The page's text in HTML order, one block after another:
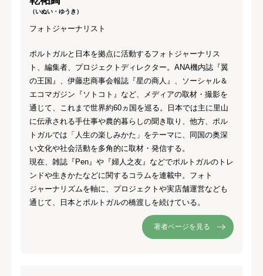
（いぬい・ゆうき）
フォトジャーナリスト
ポルトガルと日本を拠点に活動するフォトジャーナリス
ト、編集者、プロジェクトディレクター。ANA機内誌『翼
の王国』、伊藤忠商事会報誌『星の商人』、ソーシャル＆
エコマガジン『ソトコト』など、メディアの取材・撮影を
通じて、これまで世界約60ヵ国を巡る。日本では主に里山
に伝承される手仕事や農的暮らしの聞き取り、他方、ポル
トガルでは「人生の楽しみかた」をテーマに、同国の奥深
い文化や社会活動を多角的に取材・発信する。
現在、雑誌『Pen』や『婦人之友』などでポルトガルのトレ
ンドや生きかたなどに関するコラムを連載中。フォト
ジャーナリズムを軸に、プロジェクトや実店舗運営なども
通じて、日本とポルトガルの橋渡しを続けている。
著者ページを見る